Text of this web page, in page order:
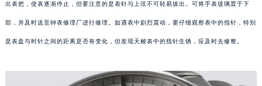
出表把，使表逐渐停止，但要注意的是表针与上弦不可轻易拔出。可将手表玻璃置于下
部，并及时送至钟表修理厂进行修理。如遇表中剧烈震动，要仔细观察表中的指针，特别
是表盘与时针之间的距离是否有变化，但发现天梭表中的指针生锈，应及时去修整。